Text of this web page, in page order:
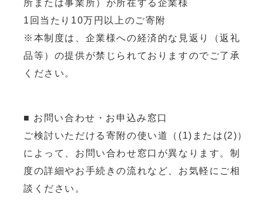
所または事業所）が所在する企業様
1回当たり10万円以上のご寄附
※本制度は、企業様への経済的な見返り（返礼
品等）の提供が禁じられておりますのでご了承
ください。
■ お問い合わせ・お申込み窓口
ご検討いただける寄附の使い道（(1)または(2)）
によって、お問い合わせ窓口が異なります。制
度の詳細やお手続きの流れなど、お気軽にご相
談ください。